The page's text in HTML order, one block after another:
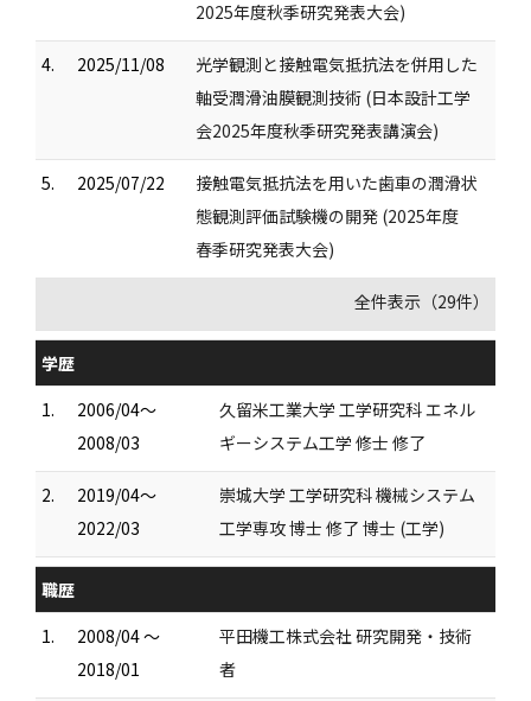
2025年度秋季研究発表大会)
4. 2025/11/08
光学観測と接触電気抵抗法を併用した
軸受潤滑油膜観測技術 (日本設計工学
会2025年度秋季研究発表講演会)
5. 2025/07/22
接触電気抵抗法を用いた歯車の潤滑状
態観測評価試験機の開発 (2025年度
春季研究発表大会)
全件表示（29件）
学歴
1.
2006/04～
2008/03
久留米工業大学 工学研究科 エネル
ギーシステム工学 修士 修了
2.
2019/04～
2022/03
崇城大学 工学研究科 機械システム
工学専攻 博士 修了 博士 (工学)
職歴
1.
2008/04 ～
2018/01
平田機工株式会社 研究開発・技術
者